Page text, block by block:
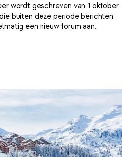
wordt geschreven van 1 oktober
buiten deze periode berichten
een nieuw forum aan.